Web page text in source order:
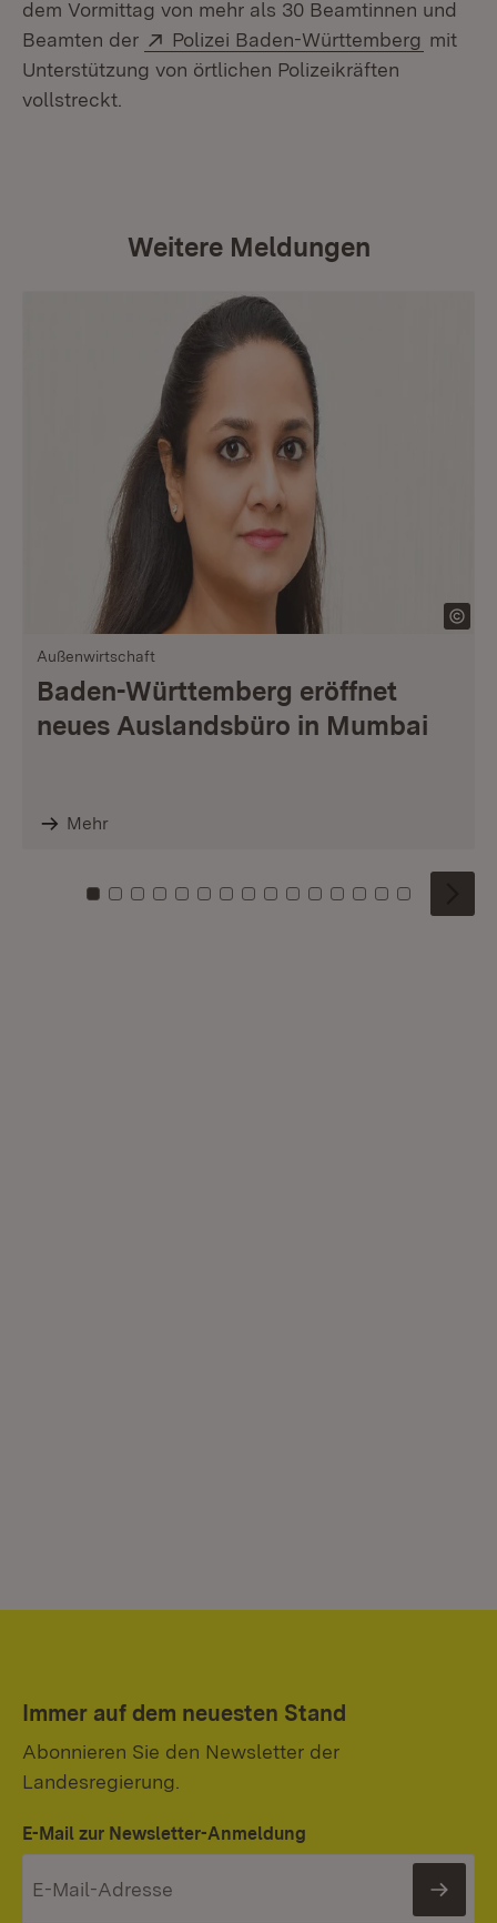
dem Vormittag von mehr als 30 Beamtinnen und
Beamten der
Extern:
Polizei Baden-Württemberg (Öffnet
mit
Unterstützung von örtlichen Polizeikräften
vollstreckt.
Weitere Meldungen
Außenwirtschaft
Baden-Württemberg eröffnet
neues Auslandsbüro in Mumbai
Mehr
Zu Kachel: 0
Zu Kachel: 1
Zu Kachel: 2
Zu Kachel: 3
Zu Kachel: 4
Zu Kachel: 5
Zu Kachel: 6
Zu Kachel: 7
Zu Kachel: 8
Zu Kachel: 9
Zu Kachel: 10
Zu Kachel: 11
Zu Kachel: 12
Zu Kachel:
Zu
Immer auf dem neuesten Stand
Abonnieren Sie den Newsletter der
Landesregierung.
E-Mail zur Newsletter-Anmeldung